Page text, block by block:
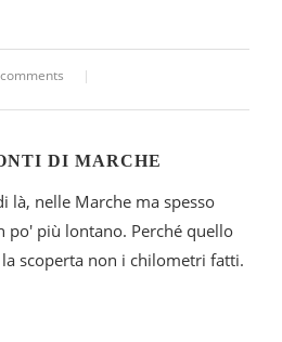
DI MARCHE
là, nelle Marche ma spesso
po' più lontano. Perché quello
scoperta non i chilometri fatti.